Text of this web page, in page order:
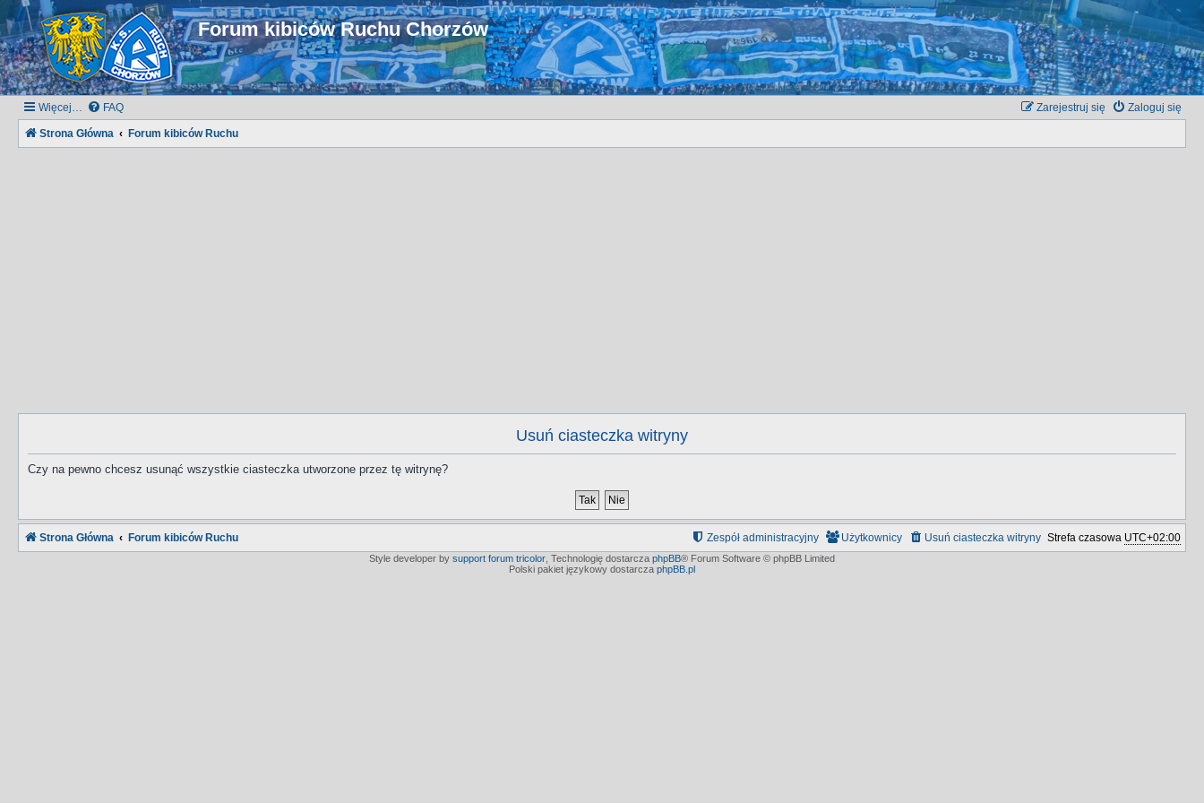
Forum kibiców Ruchu Chorzów
Więcej… FAQ Zaloguj się
Zarejestruj się
Strona Główna Forum kibiców Ruchu
Usuń ciasteczka witryny
Czy na pewno chcesz usunąć wszystkie ciasteczka utworzone przez tę witrynę?
Strona Główna Forum kibiców Ruchu Strefa czasowa UTC+02:00
Usuń ciasteczka witryny
Użytkownicy
Zespół administracyjny
Style developer by support forum tricolor Technologię dostarcza phpBB® Forum Software © phpBB Limited
Polski pakiet językowy dostarcza phpBB.pl